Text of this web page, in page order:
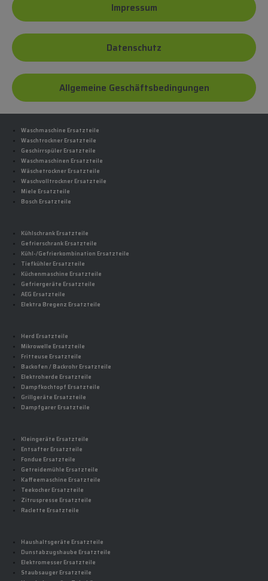
Impressum
Datenschutz
Allgemeine Geschäftsbedingungen
Waschmaschine Ersatzteile
Waschtrockner Ersatzteile
Geschirrspüler Ersatzteile
Waschmaschinen Ersatzteile
Wäschetrockner Ersatzteile
Waschvolltrockner Ersatzteile
Miele Ersatzteile
Bosch Ersatzteile
Kühlschrank Ersatzteile
Gefrierschrank Ersatzteile
Kühl-/Gefrierkombination Ersatzteile
Tiefkühler Ersatzteile
Küchenmaschine Ersatzteile
Gefriergeräte Ersatzteile
AEG Ersatzteile
Elektra Bregenz Ersatzteile
Herd Ersatzteile
Mikrowelle Ersatzteile
Fritteuse Ersatzteile
Backofen / Backrohr Ersatzteile
Elektroherde Ersatzteile
Dampfkochtopf Ersatzteile
Grillgeräte Ersatzteile
Dampfgarer Ersatzteile
Kleingeräte Ersatzteile
Entsafter Ersatzteile
Fondue Ersatzteile
Getreidemühle Ersatzteile
Kaffeemaschine Ersatzteile
Teekocher Ersatzteile
Zitruspresse Ersatzteile
Raclette Ersatzteile
Haushaltsgeräte Ersatzteile
Dunstabzugshaube Ersatzteile
Elektromesser Ersatzteile
Staubsauger Ersatzteile